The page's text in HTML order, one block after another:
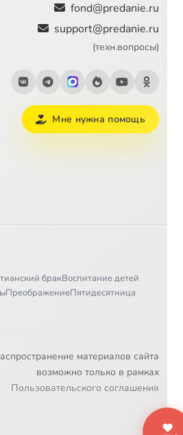
fond@predanie.ru
support@predanie.ru
(техн.вопросы)
Мне нужна помощь
бракВоспитание детей
ПреображениеПятидесятница
материалов сайта
возможно только в рамках
Пользовательского соглашения